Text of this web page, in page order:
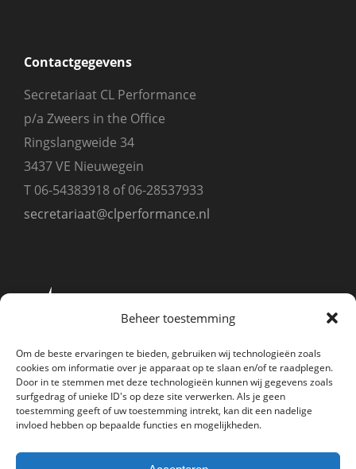
Beheer toestemming
Om de beste ervaringen te bieden, gebruiken wij technologieën zoals
cookies om informatie over je apparaat op te slaan en/of te raadplegen.
Door in te stemmen met deze technologieën kunnen wij gegevens zoals
surfgedrag of unieke ID's op deze site verwerken. Als je geen
toestemming geeft of uw toestemming intrekt, kan dit een nadelige
invloed hebben op bepaalde functies en mogelijkheden.
Contactgegevens
Secretariaat CL Performance
p/a Zweers in the Office
Ringslangweide 34
3437 VE Nieuwegein
T 06-54383918 of 06-28537933
secretariaat@clperformance.nl